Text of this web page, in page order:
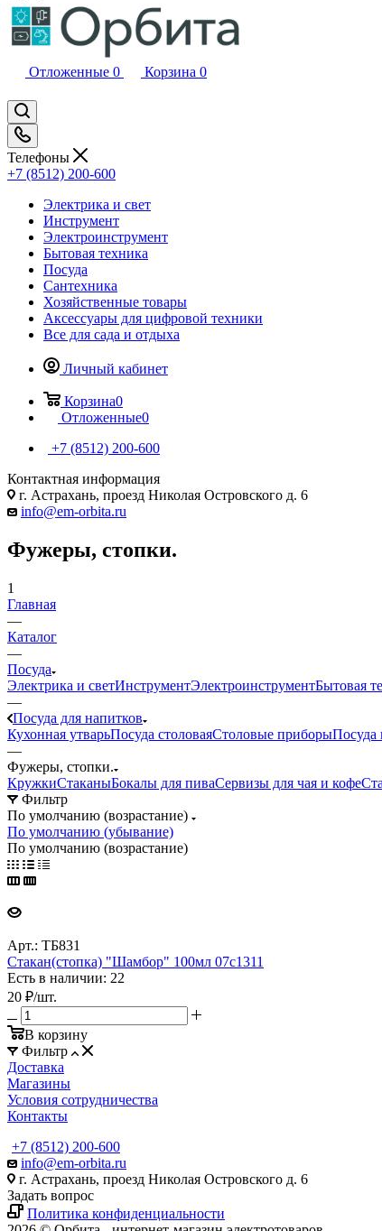
Отложенные 0 Корзина 0
Телефоны
+7 (8512) 200-600
Электрика и свет
Инструмент
Электроинструмент
Бытовая техника
Посуда
Сантехника
Хозяйственные товары
Аксессуары для цифровой техники
Все для сада и отдыха
Личный кабинет
Корзина0
Отложенные0
+7 (8512) 200-600
Контактная информация
г. Астрахань, проезд Николая Островского д. 6
info@em-orbita.ru
Фужеры, стопки.
1
Главная
—
Каталог
—
Посуда
Электрика и светИнструментЭлектроинструментБытовая
—
Посуда для напитков
Кухонная утварьПосуда столоваяСтоловые приборыПосуда
—
Фужеры, стопки.
КружкиСтаканыБокалы для пиваСервизы для чая и кофе
Фильтр
По умолчанию (возрастание)
По умолчанию (убывание)
По умолчанию (возрастание)
Арт.: ТБ831
Стакан(стопка) "Шамбор" 100мл 07с1311
Есть в наличии: 22
20 ₽/шт.
В корзину
Фильтр
Доставка
Магазины
Условия сотрудничества
Контакты
+7 (8512) 200-600
info@em-orbita.ru
г. Астрахань, проезд Николая Островского д. 6
Задать вопрос
Политика конфиденциальности